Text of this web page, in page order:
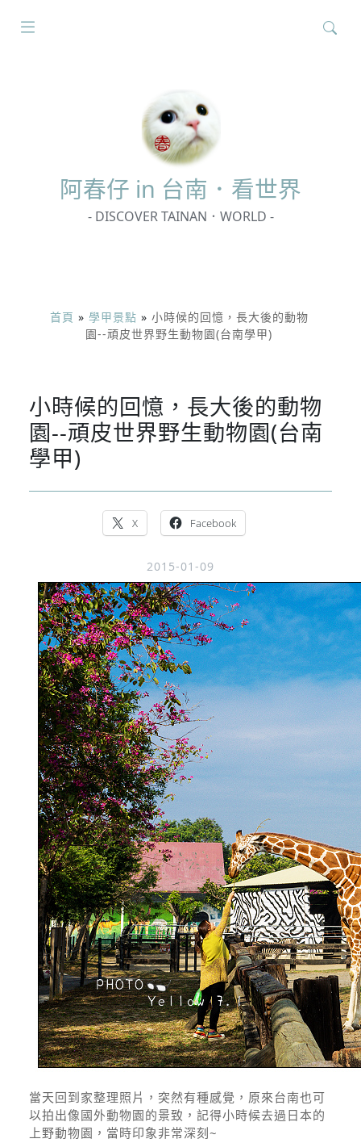
阿春仔 in 台南．看世界
- DISCOVER TAINAN．WORLD -
首頁 » 學甲景點 » 小時候的回憶，長大後的動物
園--頑皮世界野生動物園(台南學甲)
小時候的回憶，長大後的動物
園--頑皮世界野生動物園(台南
學甲)
X Facebook
2015-01-09
當天回到家整理照片，突然有種感覺，原來台南也可
以拍出像國外動物園的景致，記得小時候去過日本的
上野動物園，當時印象非常深刻~